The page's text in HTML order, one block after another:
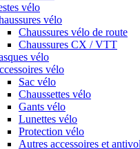
vélo
vélo
Chaussures vélo de route
Chaussures CX / VTT
vélo
vélo
Sac vélo
Chaussettes vélo
Gants vélo
Lunettes vélo
Protection vélo
Autres accessoires et